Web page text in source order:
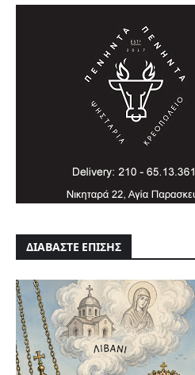
ΔΙΑΒΑΣΤΕ ΕΠΙΣΗΣ